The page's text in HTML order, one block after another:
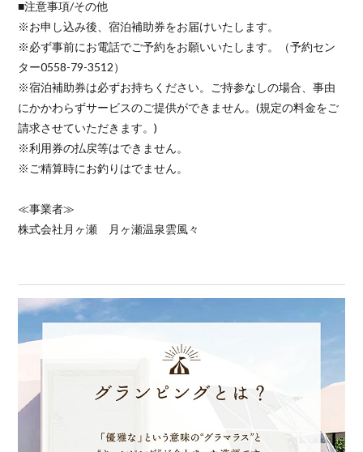
■注意事項/その他
※お申し込み後、宿泊補助券をお届けいたします。
※必ず事前にお電話でご予約をお願いいたします。（予約セン
ター0558-79-3512）
※宿泊補助券は必ずお持ちください。ご持参なしの場合、事由
にかかわらずサービスのご提供ができません。(規定の料金をご
請求させていただきます。)
※利用券の払戻等はできません。
※ご精算時にお釣りはでません。
≪事業者≫
株式会社月ヶ瀬 月ヶ瀬温泉雲風々